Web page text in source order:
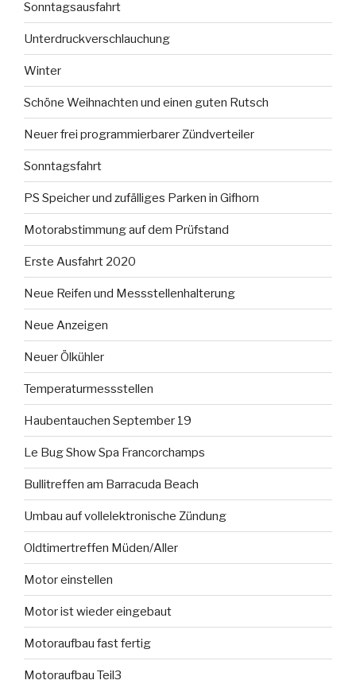
Sonntagsausfahrt
Unterdruckverschlauchung
Winter
Schöne Weihnachten und einen guten Rutsch
Neuer frei programmierbarer Zündverteiler
Sonntagsfahrt
PS Speicher und zufälliges Parken in Gifhorn
Motorabstimmung auf dem Prüfstand
Erste Ausfahrt 2020
Neue Reifen und Messstellenhalterung
Neue Anzeigen
Neuer Ölkühler
Temperaturmessstellen
Haubentauchen September 19
Le Bug Show Spa Francorchamps
Bullitreffen am Barracuda Beach
Umbau auf vollelektronische Zündung
Oldtimertreffen Müden/Aller
Motor einstellen
Motor ist wieder eingebaut
Motoraufbau fast fertig
Motoraufbau Teil3